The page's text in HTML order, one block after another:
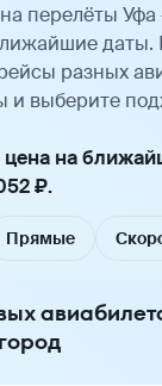
перелёты
разных
и выберите
на
₽.
Прямые